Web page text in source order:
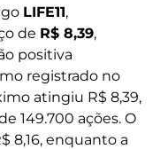
LIFE11,
de R$ 8,39,
positiva
registrado no
atingiu R$ 8,39,
149.700 ações. O
8,16, enquanto a